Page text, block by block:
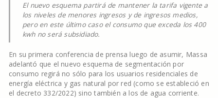
El nuevo esquema partirá de mantener la tarifa vigente a
los niveles de menores ingresos y de ingresos medios,
pero en este último caso el consumo que exceda los 400
kwh no será subsidiado.
En su primera conferencia de prensa luego de asumir, Massa
adelantó que el nuevo esquema de segmentación por
consumo regirá no sólo para los usuarios residenciales de
energía eléctrica y gas natural por red (como se estableció en
el decreto 332/2022) sino también a los de agua corriente.